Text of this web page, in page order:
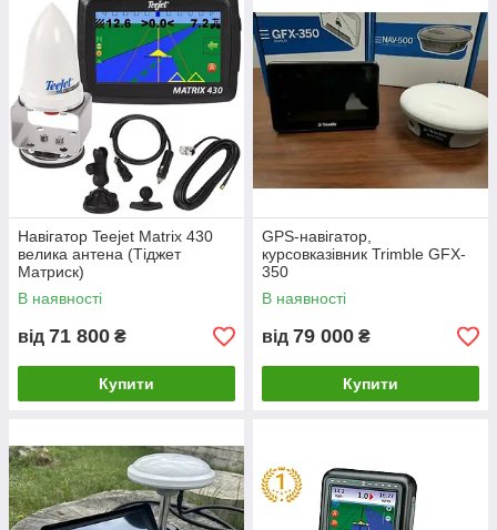
Навігатор Teejet Matrix 430
велика антена (Тіджет
Матриск)
В наявності
від 71 800 ₴
Купити
GPS-навігатор,
курсовказівник Trimble GFX-
350
В наявності
від 79 000 ₴
Купити